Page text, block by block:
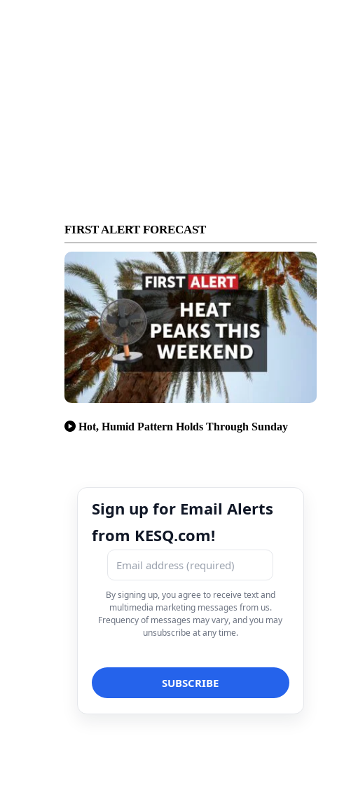
FIRST ALERT FORECAST
Hot, Humid Pattern Holds Through Sunday
Sign up for Email Alerts
from KESQ.com!
By signing up, you agree to receive text and
multimedia marketing messages from us.
Frequency of messages may vary, and you may
unsubscribe at any time.